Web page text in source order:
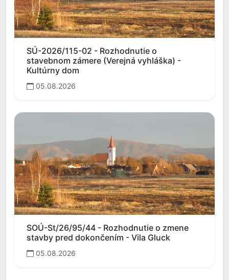
SÚ-2026/115-02 - Rozhodnutie o
stavebnom zámere (Verejná vyhláška) -
Kultúrny dom
05.08.2026
SOÚ-St/26/95/44 - Rozhodnutie o zmene
stavby pred dokončením - Vila Gluck
05.08.2026